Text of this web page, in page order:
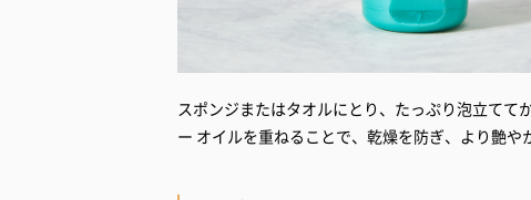
スポンジまたはタオルにとり、たっぷり泡立てて
ー オイルを重ねることで、乾燥を防ぎ、より艶や